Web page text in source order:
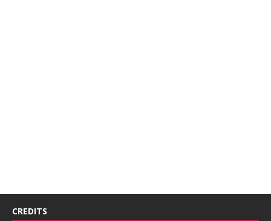
CREDITS